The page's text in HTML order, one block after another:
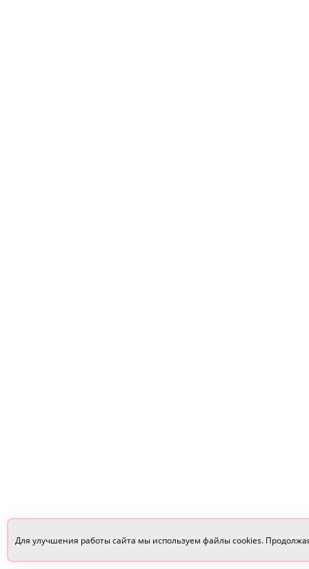
Для улучшения работы сайта мы используем файлы cookies.